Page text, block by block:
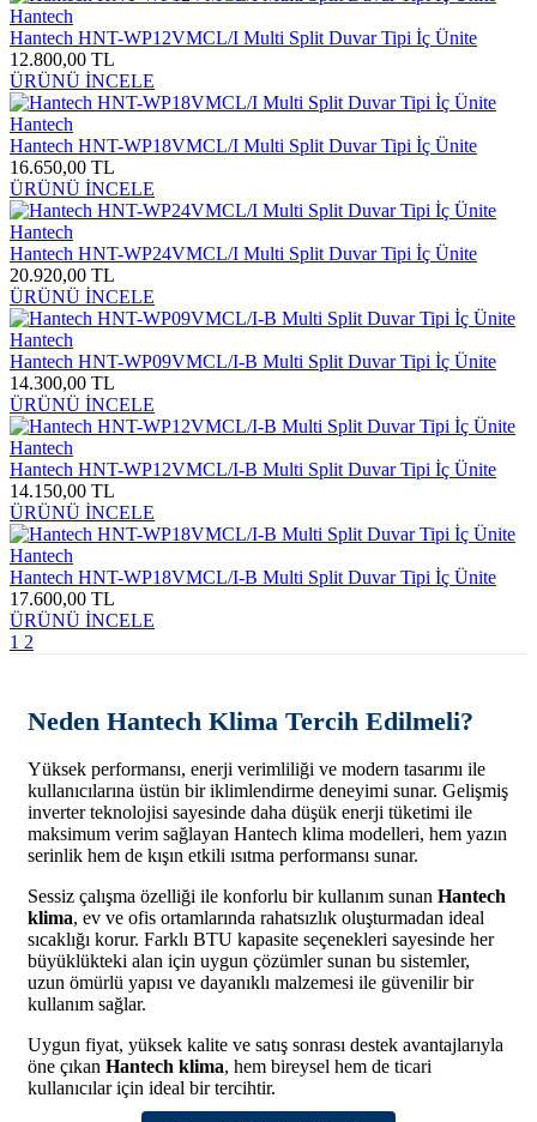
Hantech
Hantech HNT-WP12VMCL/I Multi Split Duvar Tipi İç Ünite
12.800,00 TL
ÜRÜNÜ İNCELE
Hantech
Hantech HNT-WP18VMCL/I Multi Split Duvar Tipi İç Ünite
16.650,00 TL
ÜRÜNÜ İNCELE
Hantech
Hantech HNT-WP24VMCL/I Multi Split Duvar Tipi İç Ünite
20.920,00 TL
ÜRÜNÜ İNCELE
Hantech
Hantech HNT-WP09VMCL/I-B Multi Split Duvar Tipi İç Ünite
14.300,00 TL
ÜRÜNÜ İNCELE
Hantech
Hantech HNT-WP12VMCL/I-B Multi Split Duvar Tipi İç Ünite
14.150,00 TL
ÜRÜNÜ İNCELE
Hantech
Hantech HNT-WP18VMCL/I-B Multi Split Duvar Tipi İç Ünite
17.600,00 TL
ÜRÜNÜ İNCELE
1 2
Neden Hantech Klima Tercih Edilmeli?
Yüksek performansı, enerji verimliliği ve modern tasarımı ile
kullanıcılarına üstün bir iklimlendirme deneyimi sunar. Gelişmiş
inverter teknolojisi sayesinde daha düşük enerji tüketimi ile
maksimum verim sağlayan Hantech klima modelleri, hem yazın
serinlik hem de kışın etkili ısıtma performansı sunar.
Sessiz çalışma özelliği ile konforlu bir kullanım sunan Hantech
klima, ev ve ofis ortamlarında rahatsızlık oluşturmadan ideal
sıcaklığı korur. Farklı BTU kapasite seçenekleri sayesinde her
büyüklükteki alan için uygun çözümler sunan bu sistemler,
uzun ömürlü yapısı ve dayanıklı malzemesi ile güvenilir bir
kullanım sağlar.
Uygun fiyat, yüksek kalite ve satış sonrası destek avantajlarıyla
öne çıkan Hantech klima, hem bireysel hem de ticari
kullanıcılar için ideal bir tercihtir.